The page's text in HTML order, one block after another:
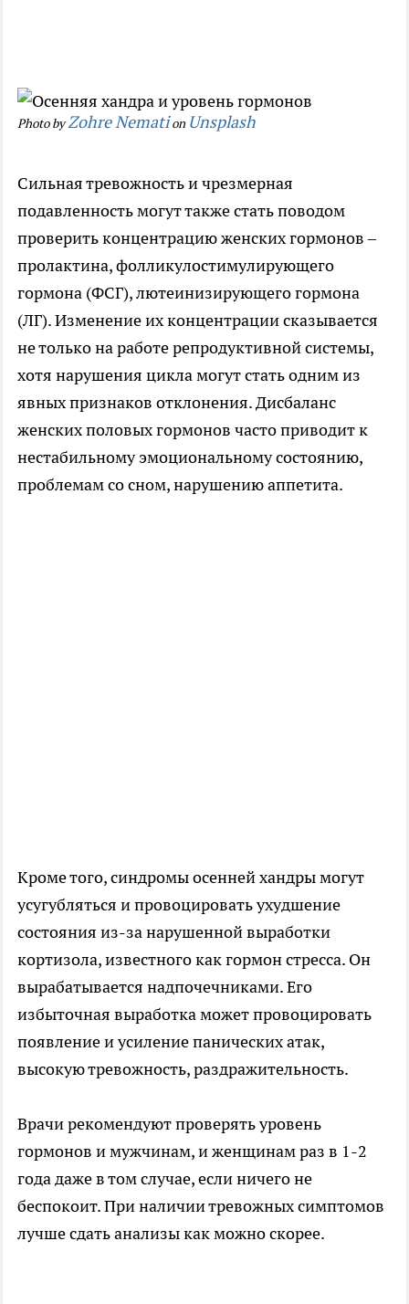
Photo byZohre Nemation Unsplash
Сильная тревожность и чрезмерная
подавленность могут также стать поводом
проверить концентрацию женских гормонов –
пролактина, фолликулостимулирующего
гормона (ФСГ), лютеинизирующего гормона
(ЛГ). Изменение их концентрации сказывается
не только на работе репродуктивной системы,
хотя нарушения цикла могут стать одним из
явных признаков отклонения. Дисбаланс
женских половых гормонов часто приводит к
нестабильному эмоциональному состоянию,
проблемам со сном, нарушению аппетита.
Кроме того, синдромы осенней хандры могут
усугубляться и провоцировать ухудшение
состояния из-за нарушенной выработки
кортизола, известного как гормон стресса. Он
вырабатывается надпочечниками. Его
избыточная выработка может провоцировать
появление и усиление панических атак,
высокую тревожность, раздражительность.
Врачи рекомендуют проверять уровень
гормонов и мужчинам, и женщинам раз в 1-2
года даже в том случае, если ничего не
беспокоит. При наличии тревожных симптомов
лучше сдать анализы как можно скорее.